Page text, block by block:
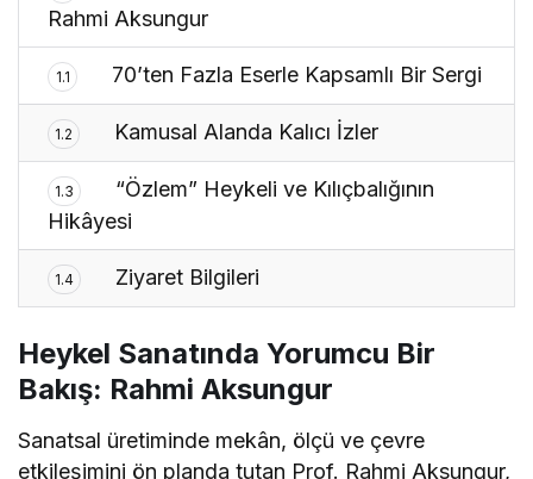
Rahmi Aksungur
1.1 70’ten Fazla Eserle Kapsamlı Bir Sergi
1.2 Kamusal Alanda Kalıcı İzler
1.3
“Özlem” Heykeli ve Kılıçbalığının
Hikâyesi
1.4 Ziyaret Bilgileri
Heykel Sanatında Yorumcu Bir
Bakış: Rahmi Aksungur
Sanatsal üretiminde mekân, ölçü ve çevre
etkileşimini ön planda tutan Prof. Rahmi Aksungur,